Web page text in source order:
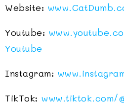
Website:
Youtube:
Youtube
Instagram:
TikTok: www.tiktok.com/